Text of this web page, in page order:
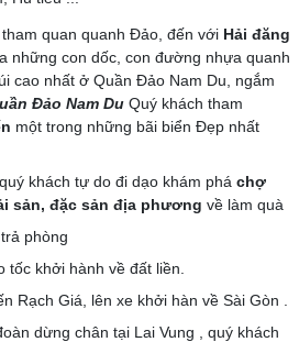
tham quan quanh Đảo, đến với Hải đăng
những con dốc, con đường nhựa quanh
cao nhất ở Quần Đảo Nam Du, ngắm
Đảo Nam DuQuý khách tham
một trong những bãi biển Đẹp nhất
khách tự do đi dạo khám phá chợ
sản, đặc sản địa phương về làm quà
phòng
tốc khởi hành về đất liền.
Rạch Giá, lên xe khởi hàn về Sài Gòn .
dừng chân tại Lai Vung , quý khách